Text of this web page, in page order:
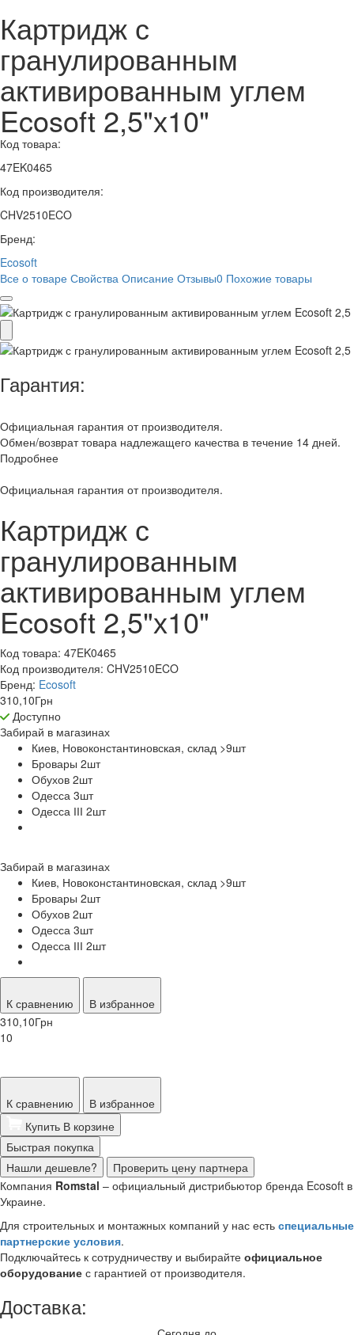
Картридж с
гранулированным
активированным углем
Ecosoft 2,5"х10"
Код товара:
47EK0465
Код производителя:
CHV2510ECO
Бренд:
Ecosoft
Все о товаре Свойства Описание Отзывы0 Похожие товары
Гарантия:
Официальная гарантия от производителя.
Обмен/возврат товара надлежащего качества в течение 14 дней.
Подробнее
Официальная гарантия от производителя.
Картридж с
гранулированным
активированным углем
Ecosoft 2,5"х10"
Код товара: 47EK0465
Код производителя: CHV2510ECO
Бренд: Ecosoft
310,10Грн
Доступно
Забирай в магазинах
Киев, Новоконстантиновская, склад >9шт
Бровары 2шт
Обухов 2шт
Одесса 3шт
Одесса ІІІ 2шт
Забирай в магазинах
Киев, Новоконстантиновская, склад >9шт
Бровары 2шт
Обухов 2шт
Одесса 3шт
Одесса ІІІ 2шт
К сравнению
В избранное
310,10Грн
10
К сравнению
В избранное
Купить В корзине
Быстрая покупка
Нашли дешевле?
Проверить цену партнера
Компания Romstal – официальный дистрибьютор бренда Ecosoft в
Украине.
Для строительных и монтажных компаний у нас есть специальные
партнерские условия.
Подключайтесь к сотрудничеству и выбирайте официальное
оборудование с гарантией от производителя.
Доставка: